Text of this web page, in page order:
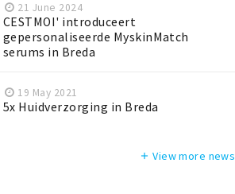
21 June 2024
CESTMOI' introduceert
gepersonaliseerde MyskinMatch
serums in Breda
19 May 2021
5x Huidverzorging in Breda
add View more news